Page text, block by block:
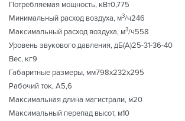
Потребляемая мощность, кВт0,775
Минимальный расход воздуха, м3/ч246
Максимальный расход воздуха, м3/ч558
Уровень звукового давления, дБ(А)25-31-36-40
Вес, кг9
Габаритные размеры, мм798х232х295
Рабочий ток, А5,6
Максимальная длина магистрали, м20
Максимальный перепад высот, м10